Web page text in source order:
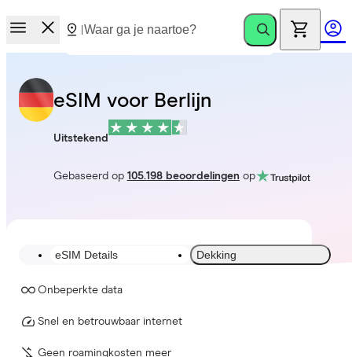
eSIM voor Berlijn
Uitstekend
Gebaseerd op 105.198 beoordelingen op
eSIM Details Dekking
Onbeperkte data
Snel en betrouwbaar internet
Geen roamingkosten meer